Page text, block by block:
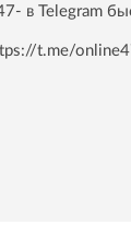
в Telegram
t.me/